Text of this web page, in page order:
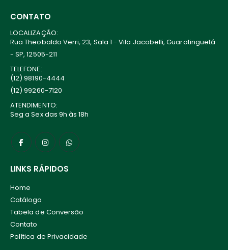
CONTATO
LOCALIZAÇÃO:
Rua Theobaldo Verri, 23, Sala 1 - Vila Jacobelli, Guaratinguetá
- SP, 12505-211
TELEFONE:
(12) 98190-4444
(12) 99260-7120
ATENDIMENTO:
Seg a Sex das 9h às 18h
LINKS RÁPIDOS
Home
Catálogo
Tabela de Conversão
Contato
Política de Privacidade